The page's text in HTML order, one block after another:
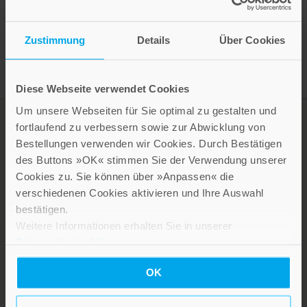
Zustimmung Details Über Cookies
Diese Webseite verwendet Cookies
Um unsere Webseiten für Sie optimal zu gestalten und
fortlaufend zu verbessern sowie zur Abwicklung von
Bestellungen verwenden wir Cookies. Durch Bestätigen
des Buttons »OK« stimmen Sie der Verwendung unserer
Cookies zu. Sie können über »Anpassen« die
verschiedenen Cookies aktivieren und Ihre Auswahl
bestätigen.
Weitere Informationen erhalten Sie in unserer
OK
KARRIERE